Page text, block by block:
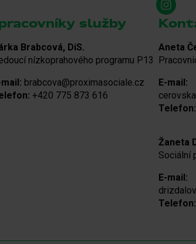
služby
Brabcová, DiS.
nízkoprahového programu P13
mail: brabcova@proximasociale.cz
+420 775 873 616
Aneta
E-mail:
Telefon:
Žaneta
Sociální
E-mail:
Telefon: